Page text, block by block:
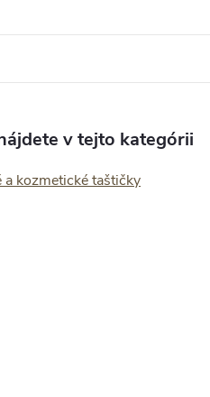
v tejto kategórii
a kozmetické taštičky